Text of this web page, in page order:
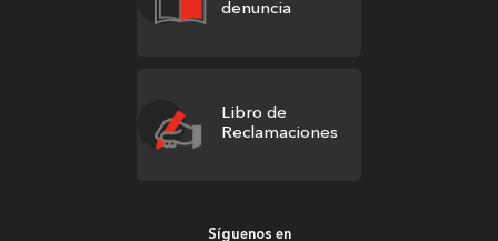
denuncia
Libro de
Reclamaciones
Síguenos en